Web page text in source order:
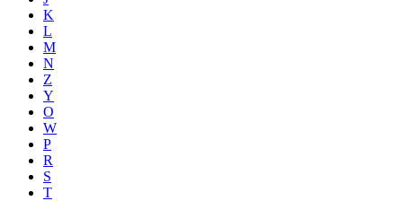
K
L
M
N
Z
Y
O
W
P
R
S
T